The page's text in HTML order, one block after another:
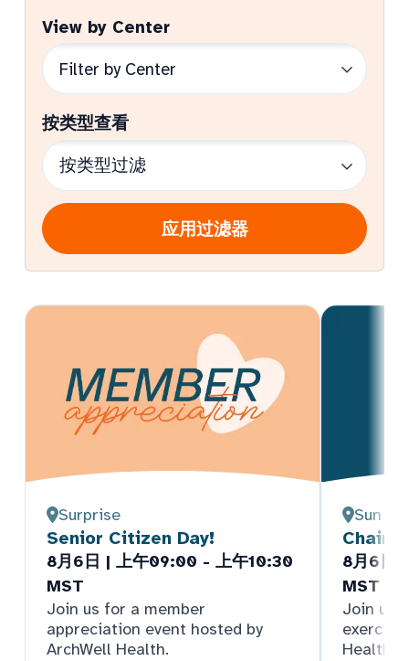
View by Center
按类型查看
应用过滤器
Surprise
Senior Citizen Day!
8月6日 | 上午09:00 - 上午10:30
MST
Join us for a member
appreciation event hosted by
ArchWell Health.
Sun
Chair
8月6日
MST
Join us
Health